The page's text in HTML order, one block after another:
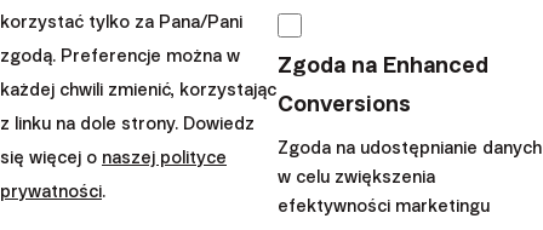
mieszkania, a zaoszczędzone pieniądze mógłbyś
spożytkować inaczej, zyskując w ten sposób o wiele
więcej radości? Warto wyciągnąć wnioski z błędów
popełnianych w mijającym roku i nie pozwolić im się
powtórzyć w roku kolejnym.
Mówiąc o optymalizacji wydatków nie sposób nie
korzystać tylko za Pana/Pani
zgodą. Preferencje można w
każdej chwili zmienić, korzystając
z linku na dole strony. Dowiedz
się więcej o naszej polityce
prywatności.
Zgoda na Enhanced
Conversions
Zgoda na udostępnianie danych
w celu zwiększenia
efektywności marketingu